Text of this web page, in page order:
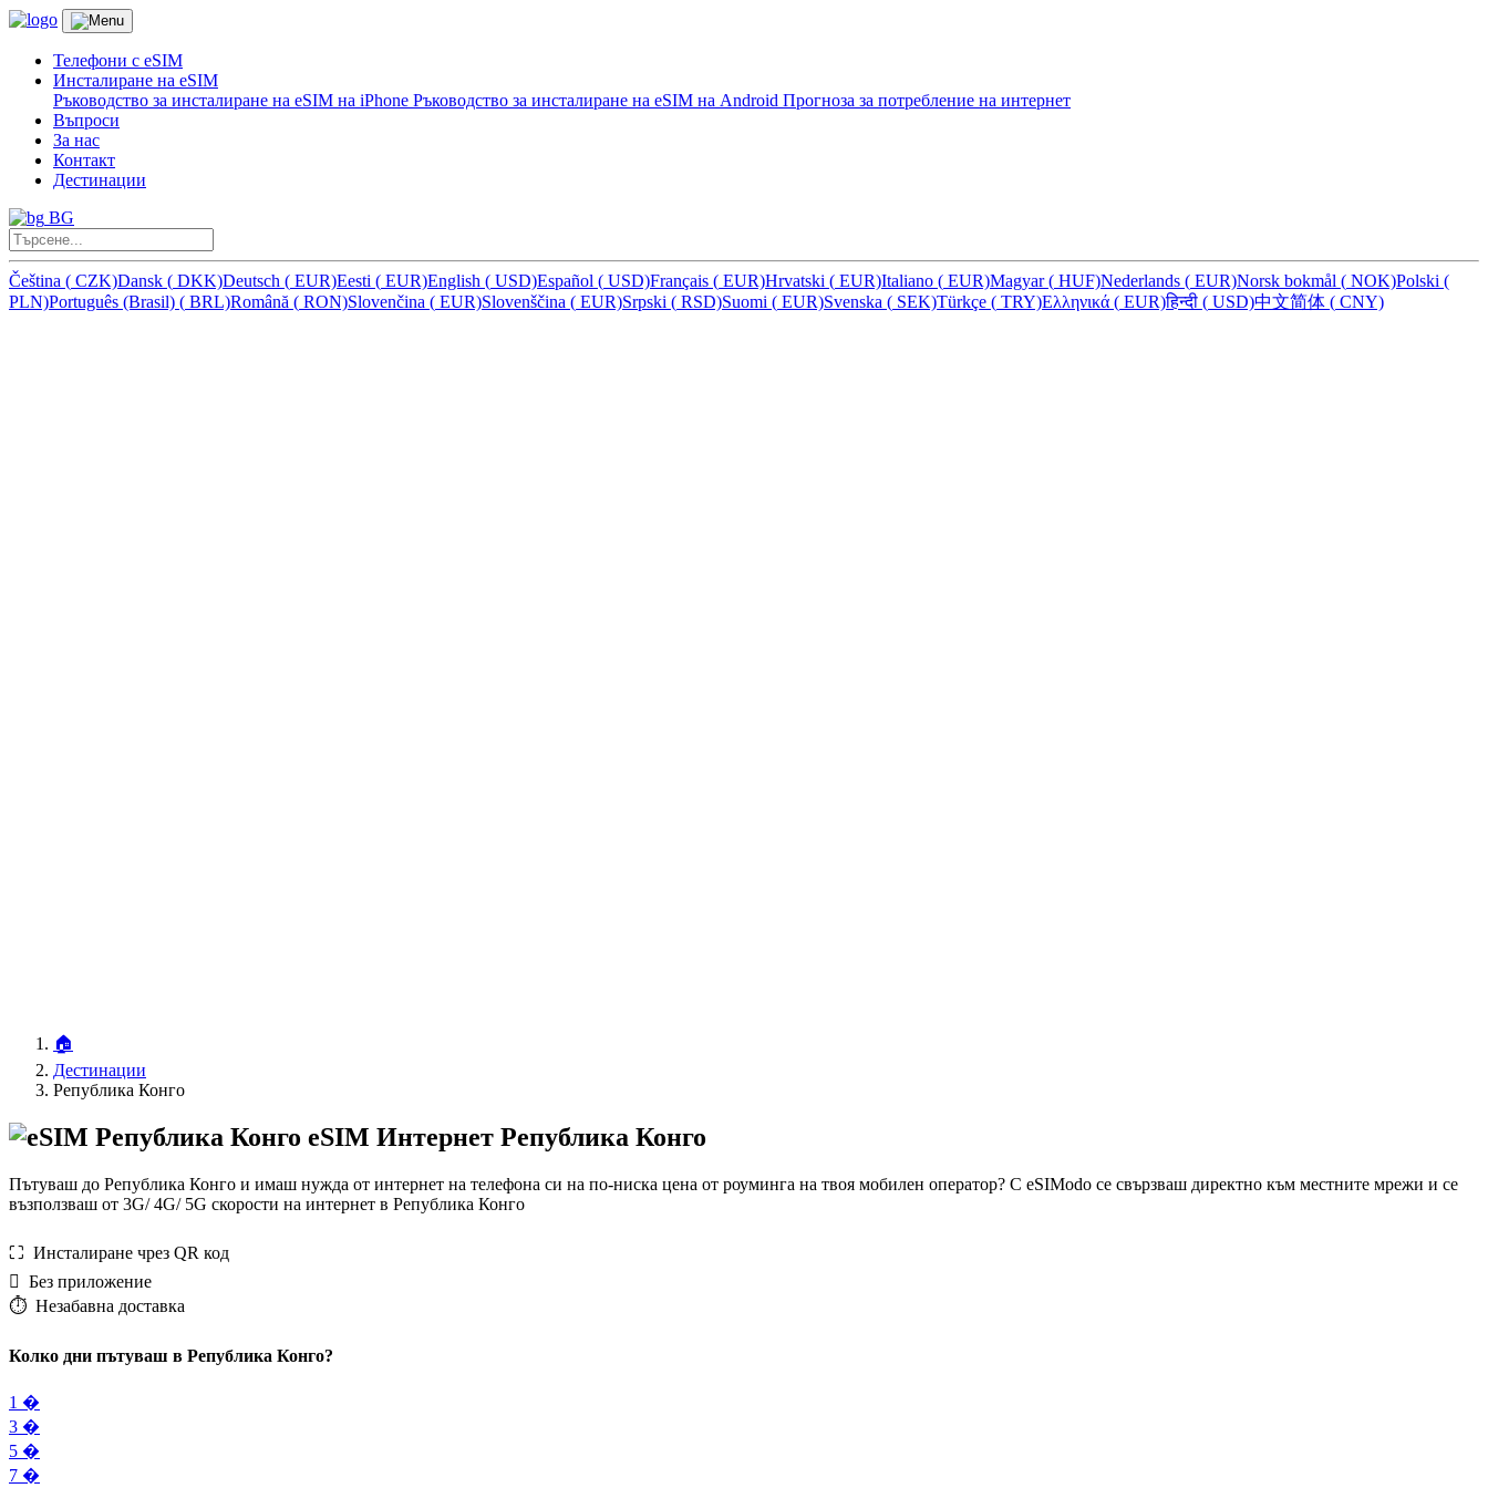
Телефони с eSIM
Инсталиране на eSIM
Ръководство за инсталиране на eSIM на iPhone Ръководство за инсталиране на eSIM на Android Прогноза за потребление на интернет
Въпроси
За нас
Контакт
Дестинации
BG
Čeština ( CZK)Dansk ( DKK)Deutsch ( EUR)Eesti ( EUR)English ( USD)Español ( USD)Français ( EUR)Hrvatski ( EUR)Italiano ( EUR)Magyar( HUF)Nederlands ( EUR)Norsk bokmål ( NOK)Polski (
PLN)Português (Brasil) ( BRL)Română ( RON)Slovenčina ( EUR)Slovenščina ( EUR)Srpski ( RSD)Suomi ( EUR)Svenska ( SEK)Türkçe ( TRY)Ελληνικά ( EUR)हिन्दी ( USD)中文简体 ( CNY)
🏠
Дестинации
Република Конго
eSIM Интернет Република Конго
Пътуваш до Република Конго и имаш нужда от интернет на телефона си на по-ниска цена от роуминга на твоя мобилен оператор? С eSIModo се свързваш директно към местните мрежи и се
възползваш от 3G/ 4G/ 5G скорости на интернет в Република Конго
⛶️️ Инсталиране чрез QR код
️ Без приложение
⏱️️ Незабавна доставка
Колко дни пътуваш в Република Конго?
1 �
3 �
5 �
7 �